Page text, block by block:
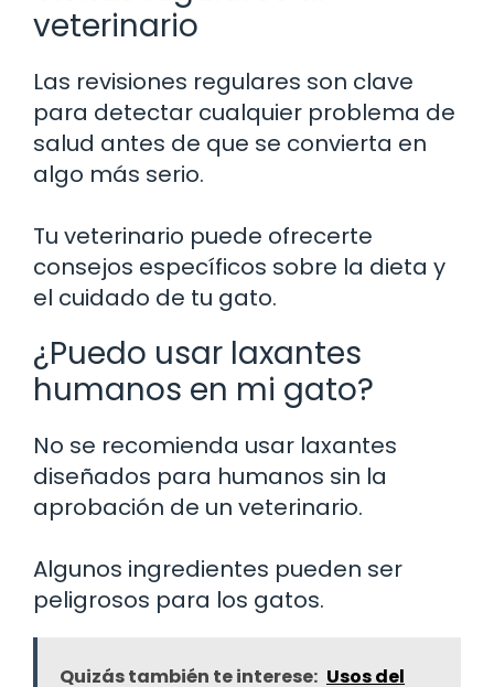
veterinario
Las revisiones regulares son clave
para detectar cualquier problema de
salud antes de que se convierta en
algo más serio.
Tu veterinario puede ofrecerte
consejos específicos sobre la dieta y
el cuidado de tu gato.
¿Puedo usar laxantes
humanos en mi gato?
No se recomienda usar laxantes
diseñados para humanos sin la
aprobación de un veterinario.
Algunos ingredientes pueden ser
peligrosos para los gatos.
Quizás también te interese: Usos del